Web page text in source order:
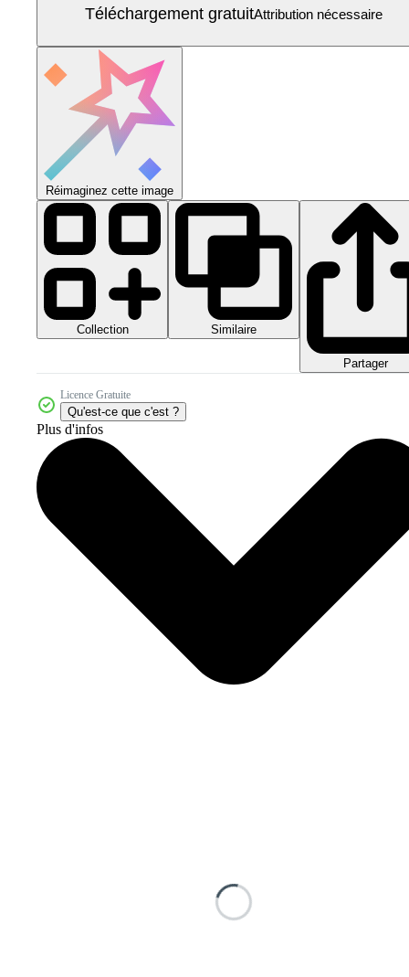
Téléchargement gratuitAttribution nécessaire
Réimaginez cette image
Collection Similaire
Partager
Licence Gratuite
Qu'est-ce que c'est ?
Plus d'infos